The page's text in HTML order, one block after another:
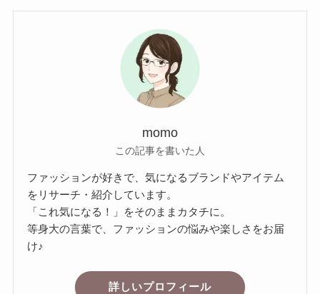
momo
この記事を書いた人
ファッションが好きで、気になるブランドやアイテム
をリサーチ・紹介しています。
「これ気になる！」をそのままカタチに。
等身大の言葉で、ファッションの悩みや楽しさをお届
け♪
詳しいプロフィール